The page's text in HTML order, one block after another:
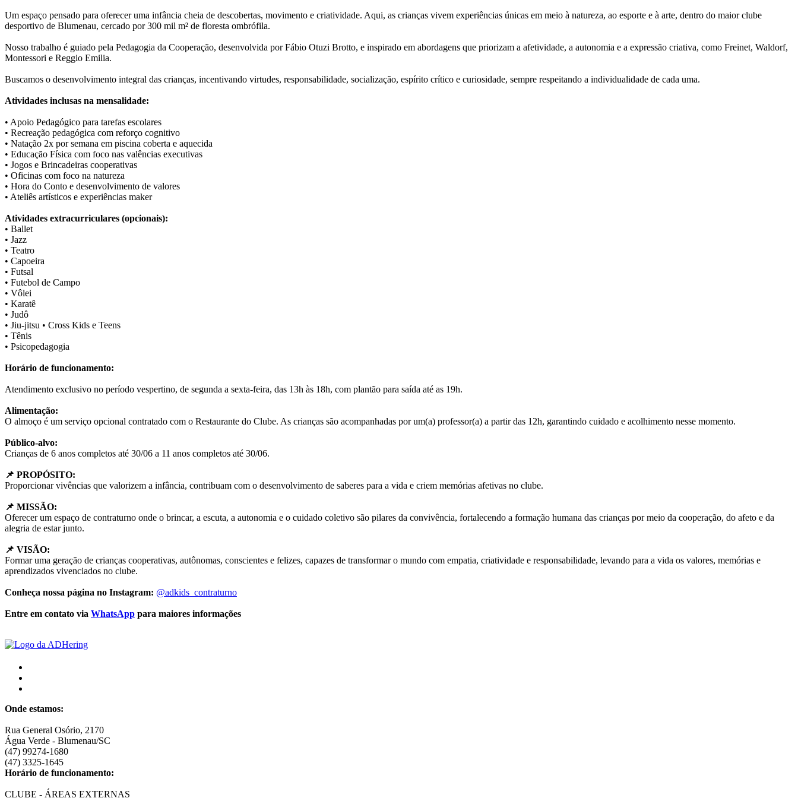
Um espaço pensado para oferecer uma infância cheia de descobertas, movimento e criatividade. Aqui, as crianças vivem experiências únicas em meio à natureza, ao esporte e à arte, dentro do maior clube
desportivo de Blumenau, cercado por 300 mil m² de floresta ombrófila.
Nosso trabalho é guiado pela Pedagogia da Cooperação, desenvolvida por Fábio Otuzi Brotto, e inspirado em abordagens que priorizam a afetividade, a autonomia e a expressão criativa, como Freinet, Waldorf,
Montessori e Reggio Emilia.
Buscamos o desenvolvimento integral das crianças, incentivando virtudes, responsabilidade, socialização, espírito crítico e curiosidade, sempre respeitando a individualidade de cada uma.
Atividades inclusas na mensalidade:
• Apoio Pedagógico para tarefas escolares
• Recreação pedagógica com reforço cognitivo
• Natação 2x por semana em piscina coberta e aquecida
• Educação Física com foco nas valências executivas
• Jogos e Brincadeiras cooperativas
• Oficinas com foco na natureza
• Hora do Conto e desenvolvimento de valores
• Ateliês artísticos e experiências maker
Atividades extracurriculares (opcionais):
• Ballet
• Jazz
• Teatro
• Capoeira
• Futsal
• Futebol de Campo
• Vôlei
• Karatê
• Judô
• Jiu-jitsu • Cross Kids e Teens
• Tênis
• Psicopedagogia
Horário de funcionamento:
Atendimento exclusivo no período vespertino, de segunda a sexta-feira, das 13h às 18h, com plantão para saída até as 19h.
Alimentação:
O almoço é um serviço opcional contratado com o Restaurante do Clube. As crianças são acompanhadas por um(a) professor(a) a partir das 12h, garantindo cuidado e acolhimento nesse momento.
Público-alvo:
Crianças de 6 anos completos até 30/06 a 11 anos completos até 30/06.
📌 PROPÓSITO:
Proporcionar vivências que valorizem a infância, contribuam com o desenvolvimento de saberes para a vida e criem memórias afetivas no clube.
📌 MISSÃO:
Oferecer um espaço de contraturno onde o brincar, a escuta, a autonomia e o cuidado coletivo são pilares da convivência, fortalecendo a formação humana das crianças por meio da cooperação, do afeto e da
alegria de estar junto.
📌 VISÃO:
Formar uma geração de crianças cooperativas, autônomas, conscientes e felizes, capazes de transformar o mundo com empatia, criatividade e responsabilidade, levando para a vida os valores, memórias e
aprendizados vivenciados no clube.
Conheça nossa página no Instagram: @adkids_contraturno
Entre em contato via WhatsApp para maiores informações
Onde estamos:
Rua General Osório, 2170
Água Verde - Blumenau/SC
(47) 99274-1680
(47) 3325-1645
Horário de funcionamento:
CLUBE - ÁREAS EXTERNAS